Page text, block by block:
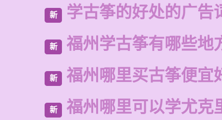
新 学古筝的好处的广告
新 福州学古筝有哪些地
新 福州哪里买古筝便宜
新 福州哪里可以学尤克